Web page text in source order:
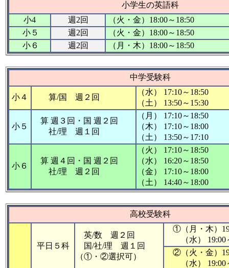
小学生の英語科
小4
週2回
（火・金）18:00～18:50
小５
週2回
（火・金）18:00～18:50
小６
週2回 （月・木）18:00～18:50
中学受験科
小４ 算/国 週２回
（水） 17:10～18:50
（土） 13:50～15:30
小５
算 週３回・国 週２回
社/理 週１回
（月） 17:10～18:50
（木） 17:10～18:00
（土） 13:50～17:10
小６
算 週４回・国 週２回
社/理 週２回
（火） 17:10～18:50
（水） 16:20～18:50
（金） 17:10～18:00
（土） 14:40～18:00
高校受験科
平日５科
英/数 週２回
国/社/理 週１回
（①・②選択可）
①（月・木）
（水） 19:00
②（火・金）
（水） 19:00